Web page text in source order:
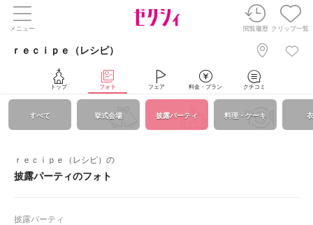
メニュー 閲覧履歴 クリップ一覧
ｒｅｃｉｐｅ（レシピ）
トップ フォト フェア 料金・プラン クチコミ
すべて 挙式会場 披露パーティ 料理・ケーキ
ｒｅｃｉｐｅ（レシピ）の
披露パーティのフォト
披露パーティ